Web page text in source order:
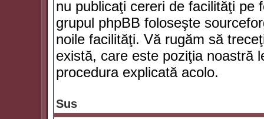
nu publicaţi cereri de facilităţi pe
grupul phpBB foloseşte
noile facilităţi. Vă rugăm să
există, care este poziţia noastră
procedura explicată acolo.
Sus